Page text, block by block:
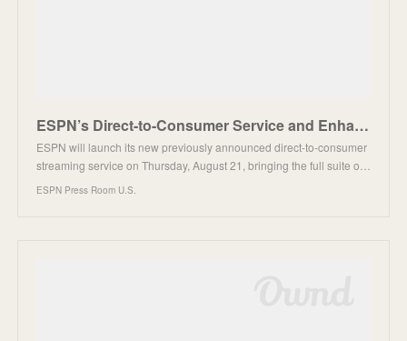
ESPN’s Direct-to-Consumer Service and Enhanced App Launching August 21
ESPN will launch its new previously announced direct-to-consumer
streaming service on Thursday, August 21, bringing the full suite o…
ESPN Press Room U.S.